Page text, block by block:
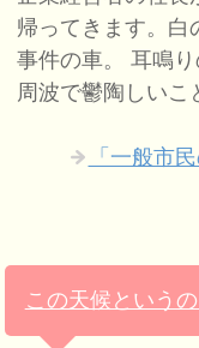
帰ってきます。白
事件の車。 耳鳴
周波で鬱陶しいこ
「一般市
この天候という